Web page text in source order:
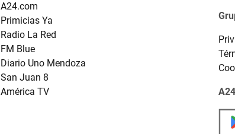
A24.com
Primicias Ya
Radio La Red
FM Blue
Diario Uno Mendoza
San Juan 8
América TV